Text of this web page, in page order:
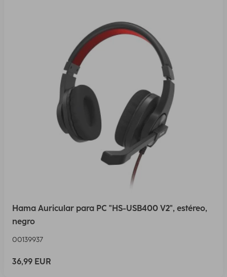
Hama Auricular para PC "HS-USB400 V2", estéreo,
negro
00139937
36,99 EUR